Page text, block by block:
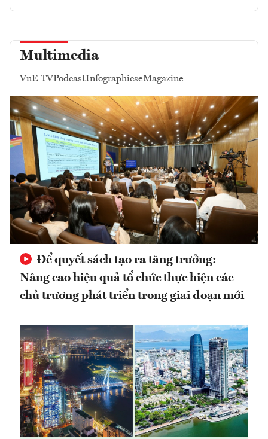
Multimedia
VnE TVPodcastInfographicseMagazine
Để quyết sách tạo ra tăng trưởng:
Nâng cao hiệu quả tổ chức thực hiện các
chủ trương phát triển trong giai đoạn mới